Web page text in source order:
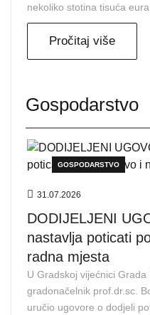
nekoliko stotina tisuća
Pročitaj više
Gospodarstvo
GOSPODARSTVO
31.07.2026
DODIJELJENI
nastavlja poticati
radna mjesta
U Gradskoj vijećnici Grada
gradonačelnik prof.dr.sc.
uručio ugovore o dodjeli